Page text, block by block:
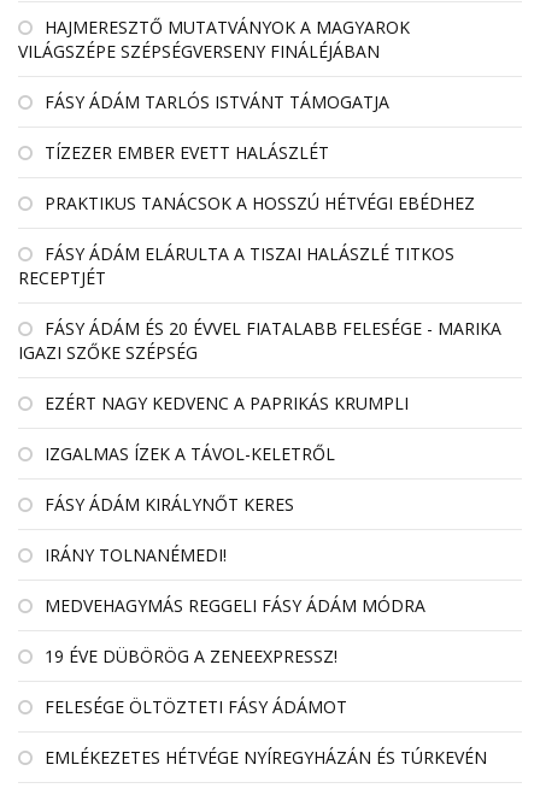
HAJMERESZTŐ MUTATVÁNYOK A MAGYAROK
VILÁGSZÉPE SZÉPSÉGVERSENY FINÁLÉJÁBAN
FÁSY ÁDÁM TARLÓS ISTVÁNT TÁMOGATJA
TÍZEZER EMBER EVETT HALÁSZLÉT
PRAKTIKUS TANÁCSOK A HOSSZÚ HÉTVÉGI EBÉDHEZ
FÁSY ÁDÁM ELÁRULTA A TISZAI HALÁSZLÉ TITKOS
RECEPTJÉT
FÁSY ÁDÁM ÉS 20 ÉVVEL FIATALABB FELESÉGE - MARIKA
IGAZI SZŐKE SZÉPSÉG
EZÉRT NAGY KEDVENC A PAPRIKÁS KRUMPLI
IZGALMAS ÍZEK A TÁVOL-KELETRŐL
FÁSY ÁDÁM KIRÁLYNŐT KERES
IRÁNY TOLNANÉMEDI!
MEDVEHAGYMÁS REGGELI FÁSY ÁDÁM MÓDRA
19 ÉVE DÜBÖRÖG A ZENEEXPRESSZ!
FELESÉGE ÖLTÖZTETI FÁSY ÁDÁMOT
EMLÉKEZETES HÉTVÉGE NYÍREGYHÁZÁN ÉS TÚRKEVÉN